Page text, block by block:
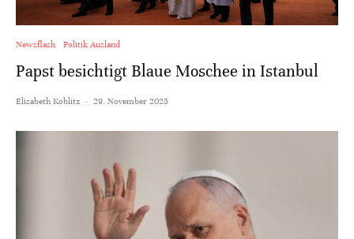
Newsflash Politik Ausland
Papst besichtigt Blaue Moschee in Istanbul
Elisabeth Koblitz · 29. November 2025